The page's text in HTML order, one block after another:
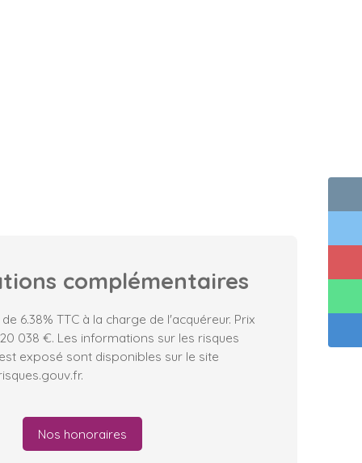
complémentaires
6.38% TTC à la charge de l'acquéreur. Prix
038 €. Les informations sur les risques
exposé sont disponibles sur le site
Nos honoraires